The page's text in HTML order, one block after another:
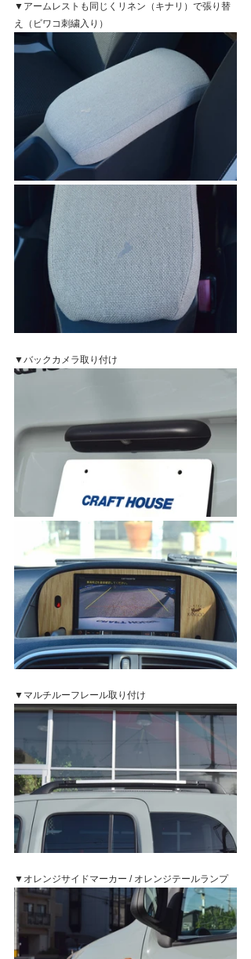
▼アームレストも同じくリネン（キナリ）で張り替
え（ビワコ刺繍入り）
▼バックカメラ取り付け
▼マルチルーフレール取り付け
▼オレンジサイドマーカー / オレンジテールランプ